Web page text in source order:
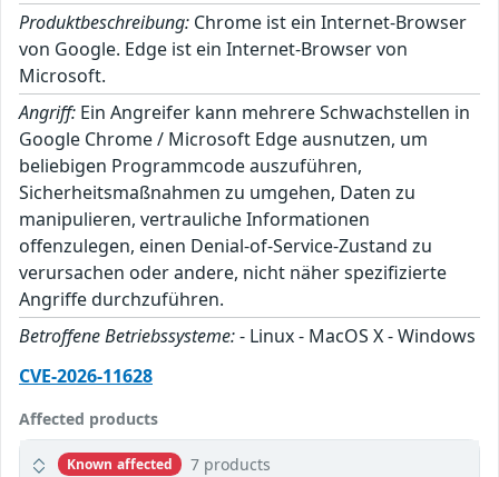
Produktbeschreibung: Chrome ist ein Internet-Browser
von Google. Edge ist ein Internet-Browser von
Microsoft.
Angriff: Ein Angreifer kann mehrere Schwachstellen in
Google Chrome / Microsoft Edge ausnutzen, um
beliebigen Programmcode auszuführen,
Sicherheitsmaßnahmen zu umgehen, Daten zu
manipulieren, vertrauliche Informationen
offenzulegen, einen Denial-of-Service-Zustand zu
verursachen oder andere, nicht näher spezifizierte
Angriffe durchzuführen.
Betroffene Betriebssysteme:- Linux - MacOS X - Windows
CVE-2026-11628
Affected products
Known affected 7 products